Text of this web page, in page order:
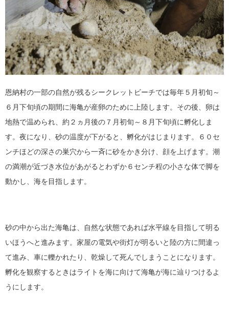
恩納村の一部の自然が残るシークレットビーチでは毎年５月初旬～
６月下旬頃の期間に海亀が産卵のために上陸します。その後、卵は
地熱で温められ、約２ヵ月後の７月初旬～８月下旬頃に孵化しま
す。夜になり、砂の温度が下がると、孵化がはじまります。６０セ
ンチほどの深さの巣穴から一斉に砂をかき分け、顔を上げます。潮
の満潮が近づき水位があがるとわずか６センチ程の小さな体で脚を
動かし、海を目指します。
砂の中から出た海亀は、自然な状態であれば水平線を目指して明る
いほうへと進みます。家屋の電気や街灯が明るいと陸の方に間違っ
て進み、車に轢かれたり、乾燥して死んでしまうことになります。
孵化を観察するときはライトを海に向けて海亀が海に辿りつけるよ
うにします。